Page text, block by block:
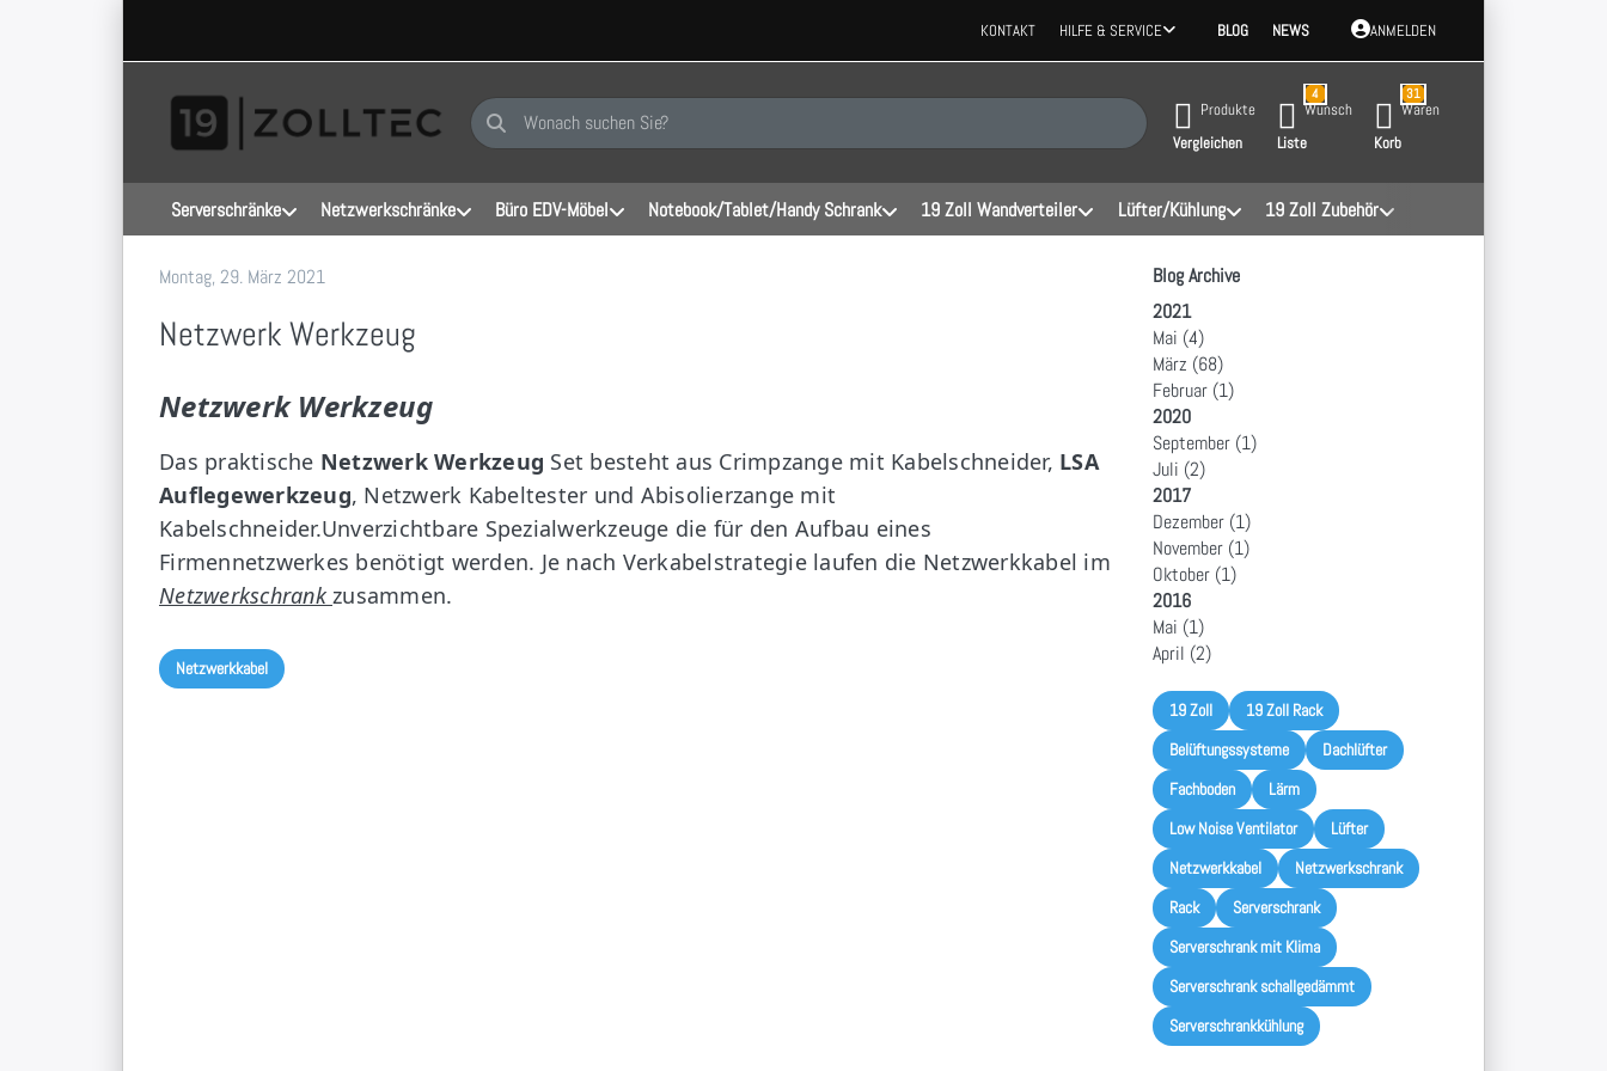
KONTAKT HILFE & SERVICE BLOG NEWS ANMELDEN
Geben Sie einen Suchbegriff ein. Während Sie tippen, erscheinen automatisch erste Ergebnisse. Drücken Sie die Eingabetaste, um alle Ergebnisse aufzurufen.
Produkte
Vergleichen
4
Wunsch
Liste
31
Waren
Korb
Serverschränke Netzwerkschränke Büro EDV-Möbel Notebook/Tablet/Handy Schrank 19 Zoll Wandverteiler Lüfter/Kühlung 19 Zoll Zubehör
Montag, 29. März 2021
19 Zoll-Tec GmbH
Netzwerk Werkzeug
Netzwerk Werkzeug
Das praktische Netzwerk Werkzeug Set besteht aus Crimpzange mit Kabelschneider, LSA
Auflegewerkzeug, Netzwerk Kabeltester und Abisolierzange mit
Kabelschneider.Unverzichtbare Spezialwerkzeuge die für den Aufbau eines
Firmennetzwerkes benötigt werden. Je nach Verkabelstrategie laufen die Netzwerkkabel im
Netzwerkschrank zusammen.
Netzwerkkabel
Blog Archive
2021
Mai (4)
März (68)
Februar (1)
2020
September (1)
Juli (2)
2017
Dezember (1)
November (1)
Oktober (1)
2016
Mai (1)
April (2)
19 Zoll
19 Zoll Rack
Belüftungssysteme
Dachlüfter
Fachboden
Lärm
Low Noise Ventilator
Lüfter
Netzwerkkabel
Netzwerkschrank
Rack
Serverschrank
Serverschrank mit Klima
Serverschrank schallgedämmt
Serverschrankkühlung